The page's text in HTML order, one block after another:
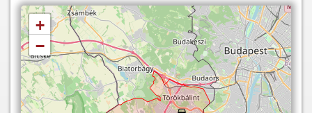
+
−